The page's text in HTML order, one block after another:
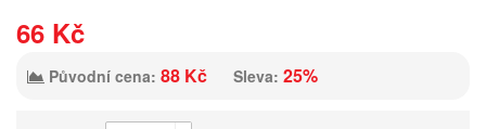
66 Kč
Původní cena: 88 Kč Sleva: 25%